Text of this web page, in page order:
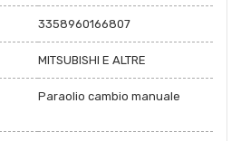
3358960166807
MITSUBISHI E ALTRE
Paraolio cambio manuale